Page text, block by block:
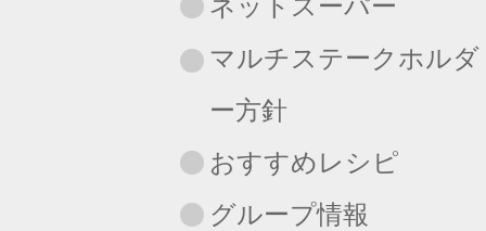
ネットスーパー
マルチステークホルダ
ー方針
おすすめレシピ
グループ情報